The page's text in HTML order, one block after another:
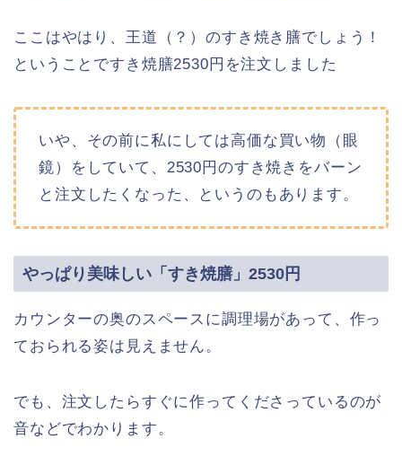
ここはやはり、王道（？）のすき焼き膳でしょう！
ということですき焼膳2530円を注文しました
いや、その前に私にしては高価な買い物（眼
鏡）をしていて、2530円のすき焼きをバーン
と注文したくなった、というのもあります。
やっぱり美味しい「すき焼膳」2530円
カウンターの奥のスペースに調理場があって、作っ
ておられる姿は見えません。
でも、注文したらすぐに作ってくださっているのが
音などでわかります。